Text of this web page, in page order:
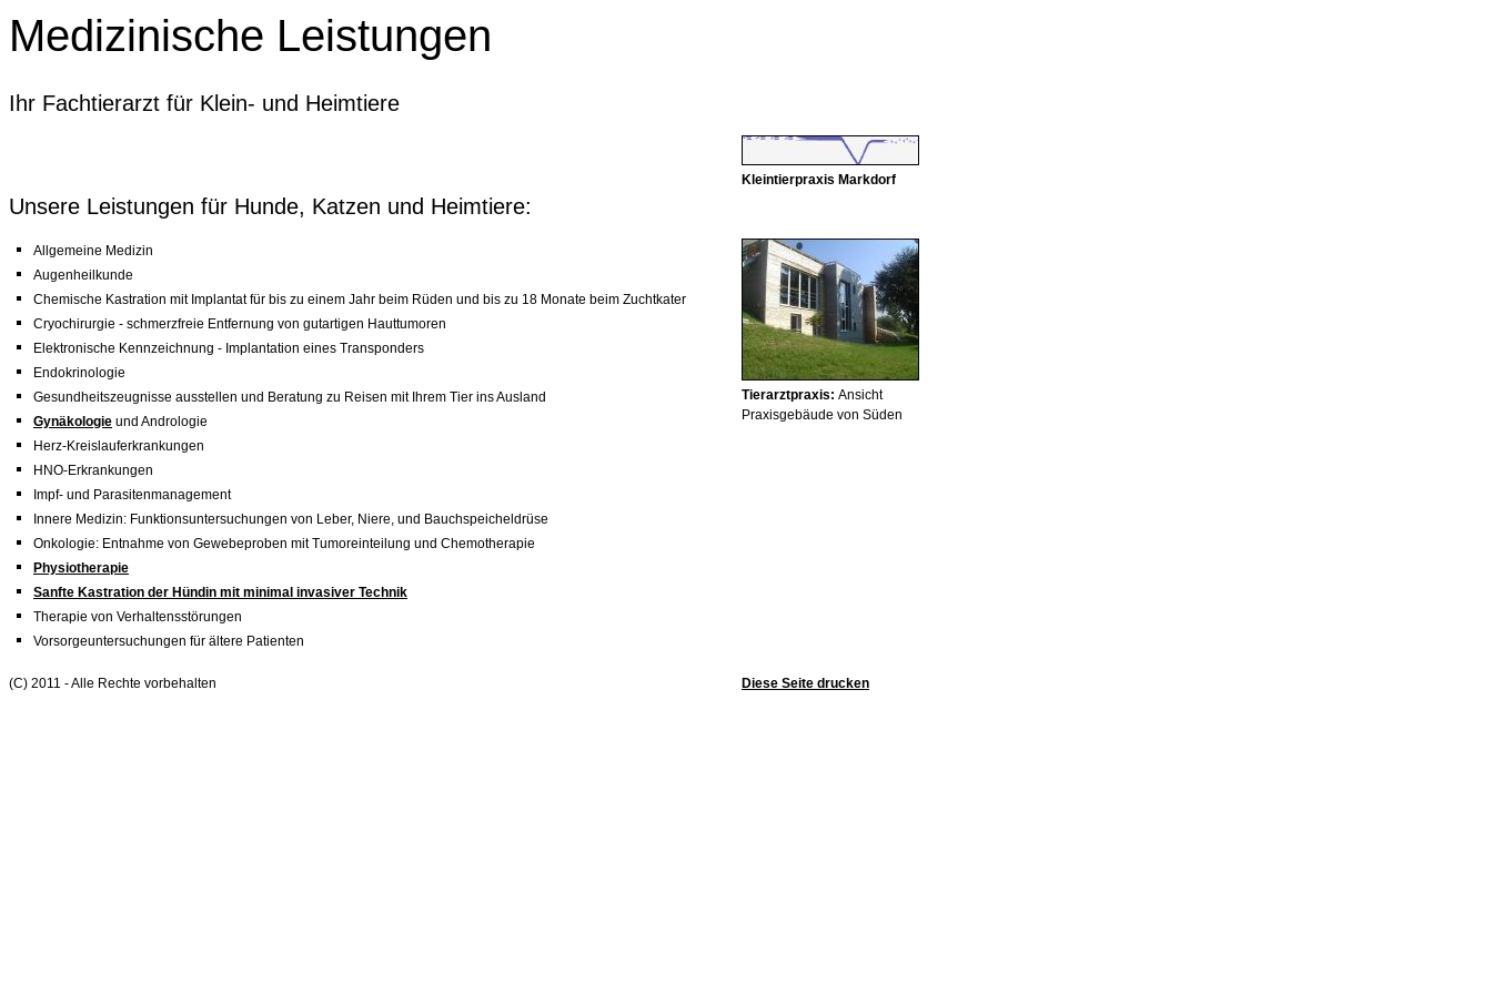
Medizinische Leistungen
Ihr Fachtierarzt für Klein- und Heimtiere
Kleintierpraxis Markdorf
Unsere Leistungen für Hunde, Katzen und Heimtiere:
Allgemeine Medizin
Augenheilkunde
Chemische Kastration mit Implantat für bis zu einem Jahr beim Rüden und bis zu 18 Monate beim Zuchtkater
Cryochirurgie - schmerzfreie Entfernung von gutartigen Hauttumoren
Elektronische Kennzeichnung - Implantation eines Transponders
Endokrinologie
Gesundheitszeugnisse ausstellen und Beratung zu Reisen mit Ihrem Tier ins Ausland
Gynäkologie und Andrologie
Herz-Kreislauferkrankungen
HNO-Erkrankungen
Impf- und Parasitenmanagement
Innere Medizin: Funktionsuntersuchungen von Leber, Niere, und Bauchspeicheldrüse
Onkologie: Entnahme von Gewebeproben mit Tumoreinteilung und Chemotherapie
Physiotherapie
Sanfte Kastration der Hündin mit minimal invasiver Technik
Therapie von Verhaltensstörungen
Vorsorgeuntersuchungen für ältere Patienten
Tierarztpraxis: Ansicht
Praxisgebäude von Süden
(C) 2011 - Alle Rechte vorbehalten Diese Seite drucken